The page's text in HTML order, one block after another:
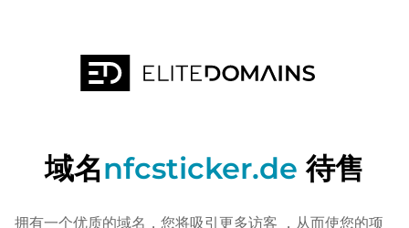
域名nfcsticker.de 待售
拥有一个优质的域名，您将吸引更多访客 ，从而使您的项